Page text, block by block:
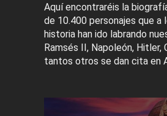
Aquí encontraréis la
de 10.400 personajes que a
historia han ido labrando
Ramsés II, Napoleón, Hitler,
tantos otros se dan cita en